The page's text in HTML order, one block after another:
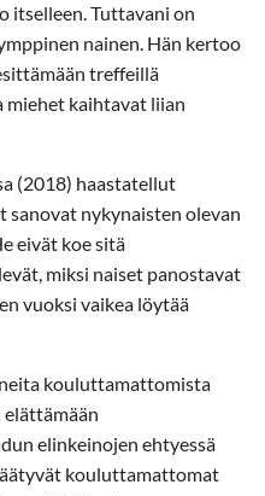
itselleen. Tuttavani on
nainen. Hän kertoo
treffeillä
miehet kaihtavat liian
(2018) haastatellut
sanovat nykynaisten olevan
eivät koe sitä
miksi naiset panostavat
vuoksi vaikea löytää
kouluttamattomista
elinkeinojen ehtyessä
kouluttamattomat